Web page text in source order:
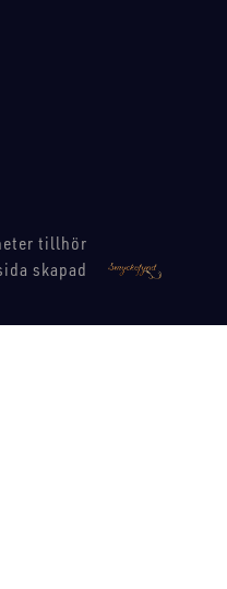
tillhör
skapad